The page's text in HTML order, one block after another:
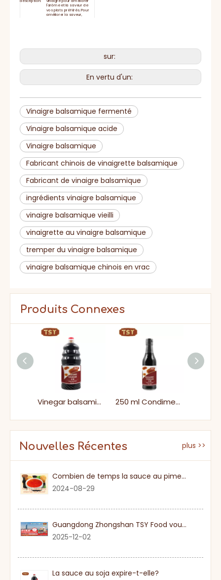
l'arôme et la saveur de
vos plats préférés. Pour
améliorer la saveur,
livraison
Certificat
casher, ISO
sur:
En vertu d'un:
Vinaigre balsamique fermenté
Vinaigre balsamique acide
Vinaigre balsamique
Fabricant chinois de vinaigrette balsamique
Fabricant de vinaigre balsamique
ingrédients vinaigre balsamique
vinaigre balsamique vieilli
vinaigrette au vinaigre balsamique
tremper du vinaigre balsamique
vinaigre balsamique chinois en vrac
Produits Connexes
Vinegar balsamique liquide fermenté de 1,8 L 250 ml Condiment de cuisine halal en vrac Vinegar balsamique aromatique
Nouvelles Récentes plus >>
Combien de temps la sauce au piment sucré
2024-08-29
Guangdong Zhongshan TSY Food vous invite sincèrement à visiter l'exposition Gulfood de Dubaï 2026
2025-12-02
La sauce au soja expire-t-elle?